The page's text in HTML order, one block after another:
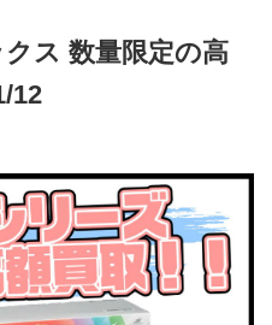
ス 数量限定の高
12